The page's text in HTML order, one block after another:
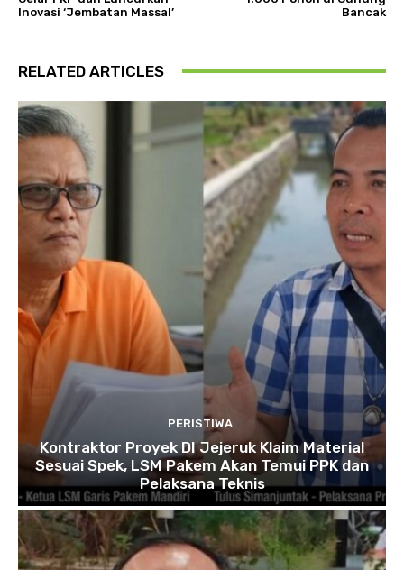
Inovasi ‘Jembatan Massal’
Bancak
RELATED ARTICLES
PERISTIWA
Kontraktor Proyek DI Jejeruk Klaim Material
Sesuai Spek, LSM Pakem Akan Temui PPK dan
Pelaksana Teknis